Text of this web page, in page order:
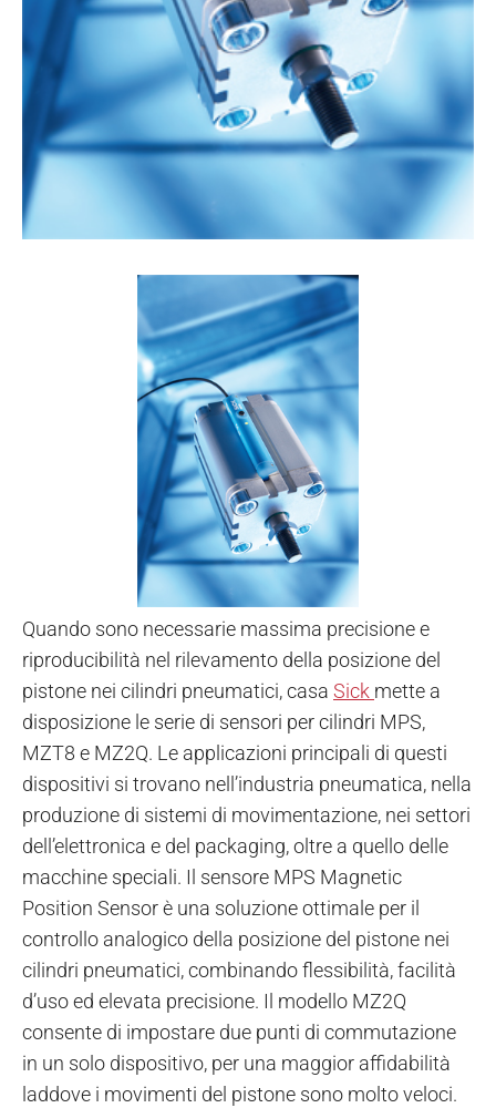
Quando sono necessarie massima precisione e
riproducibilità nel rilevamento della posizione del
pistone nei cilindri pneumatici, casa Sick mette a
disposizione le serie di sensori per cilindri MPS,
MZT8 e MZ2Q. Le applicazioni principali di questi
dispositivi si trovano nell’industria pneumatica, nella
produzione di sistemi di movimentazione, nei settori
dell’elettronica e del packaging, oltre a quello delle
macchine speciali. Il sensore MPS Magnetic
Position Sensor è una soluzione ottimale per il
controllo analogico della posizione del pistone nei
cilindri pneumatici, combinando flessibilità, facilità
d’uso ed elevata precisione. Il modello MZ2Q
consente di impostare due punti di commutazione
in un solo dispositivo, per una maggior affidabilità
laddove i movimenti del pistone sono molto veloci.